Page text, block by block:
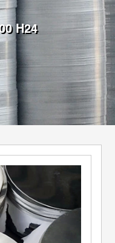
H24